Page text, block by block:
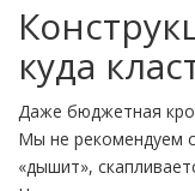
куда
Даже бюджетная
Мы не рекомендуем
«дышит»,